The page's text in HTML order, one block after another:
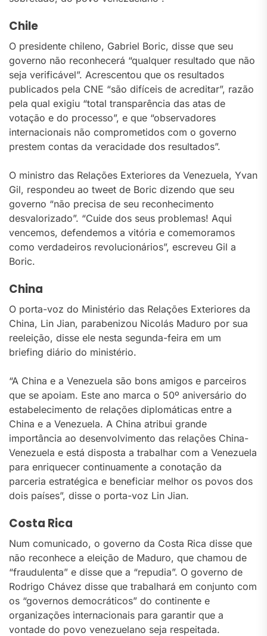
Chile
O presidente chileno, Gabriel Boric, disse que seu
governo não reconhecerá “qualquer resultado que não
seja verificável”. Acrescentou que os resultados
publicados pela CNE “são difíceis de acreditar”, razão
pela qual exigiu “total transparência das atas de
votação e do processo”, e que “observadores
internacionais não comprometidos com o governo
prestem contas da veracidade dos resultados”.
O ministro das Relações Exteriores da Venezuela, Yvan
Gil, respondeu ao tweet de Boric dizendo que seu
governo “não precisa de seu reconhecimento
desvalorizado”. “Cuide dos seus problemas! Aqui
vencemos, defendemos a vitória e comemoramos
como verdadeiros revolucionários”, escreveu Gil a
Boric.
China
O porta-voz do Ministério das Relações Exteriores da
China, Lin Jian, parabenizou Nicolás Maduro por sua
reeleição, disse ele nesta segunda-feira em um
briefing diário do ministério.
“A China e a Venezuela são bons amigos e parceiros
que se apoiam. Este ano marca o 50º aniversário do
estabelecimento de relações diplomáticas entre a
China e a Venezuela. A China atribui grande
importância ao desenvolvimento das relações China-
Venezuela e está disposta a trabalhar com a Venezuela
para enriquecer continuamente a conotação da
parceria estratégica e beneficiar melhor os povos dos
dois países”, disse o porta-voz Lin Jian.
Costa Rica
Num comunicado, o governo da Costa Rica disse que
não reconhece a eleição de Maduro, que chamou de
“fraudulenta” e disse que a “repudia”. O governo de
Rodrigo Chávez disse que trabalhará em conjunto com
os “governos democráticos” do continente e
organizações internacionais para garantir que a
vontade do povo venezuelano seja respeitada.